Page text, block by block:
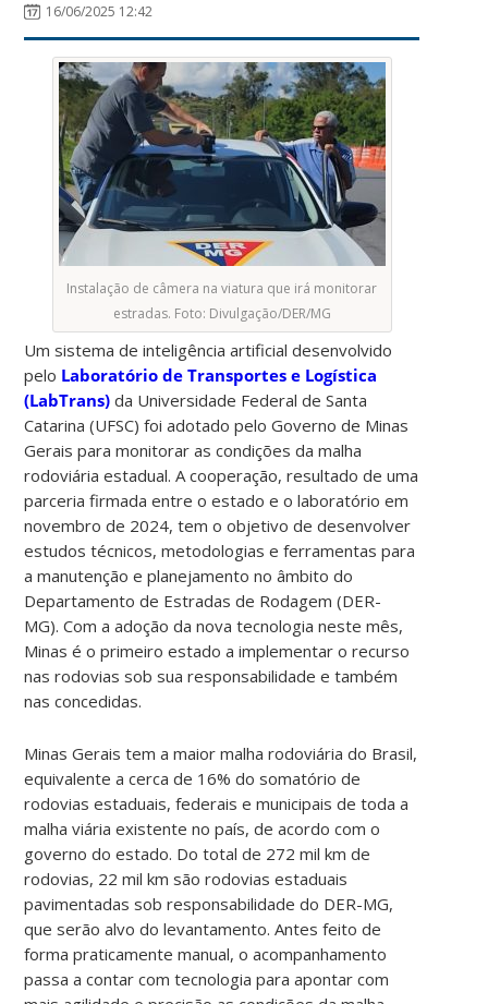
16/06/2025 12:42
Instalação de câmera na viatura que irá monitorar
estradas. Foto: Divulgação/DER/MG
Um sistema de inteligência artificial desenvolvido
pelo Laboratório de Transportes e Logística
(LabTrans) da Universidade Federal de Santa
Catarina (UFSC) foi adotado pelo Governo de Minas
Gerais para monitorar as condições da malha
rodoviária estadual. A cooperação, resultado de uma
parceria firmada entre o estado e o laboratório em
novembro de 2024, tem o objetivo de desenvolver
estudos técnicos, metodologias e ferramentas para
a manutenção e planejamento no âmbito do
Departamento de Estradas de Rodagem (DER-
MG). Com a adoção da nova tecnologia neste mês,
Minas é o primeiro estado a implementar o recurso
nas rodovias sob sua responsabilidade e também
nas concedidas.
Minas Gerais tem a maior malha rodoviária do Brasil,
equivalente a cerca de 16% do somatório de
rodovias estaduais, federais e municipais de toda a
malha viária existente no país, de acordo com o
governo do estado. Do total de 272 mil km de
rodovias, 22 mil km são rodovias estaduais
pavimentadas sob responsabilidade do DER-MG,
que serão alvo do levantamento. Antes feito de
forma praticamente manual, o acompanhamento
passa a contar com tecnologia para apontar com